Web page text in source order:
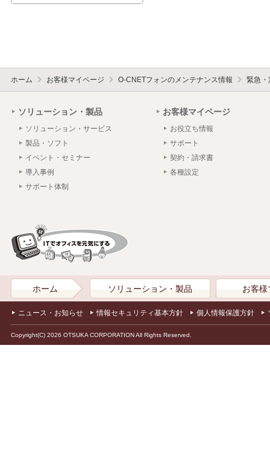
ホーム お客様マイページ O-CNETフォンのメンテナンス情報 緊急・
ソリューション・製品
ソリューション・サービス
製品・ソフト
イベント・セミナー
導入事例
サポート体制
お客様マイページ
お役立ち情報
サポート
契約・請求書
各種設定
ホーム ソリューション・製品 お客様
ニュース・お知らせ 情報セキュリティ基本方針 個人情報保護方針
Copyright(C) 2026 OTSUKA CORPORATION All Rights Reserved.